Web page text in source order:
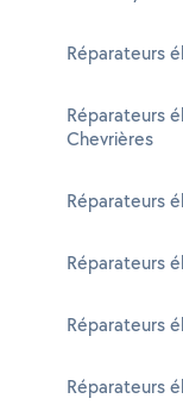
Réparateurs
Réparateurs
Chevrières
Réparateurs
Réparateurs
Réparateurs
Réparateurs